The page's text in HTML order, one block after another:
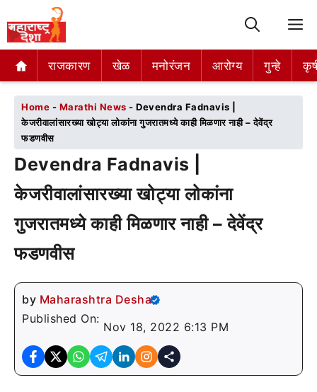
राजकारण खेळ मनोरंजन आरोग्य गुन्हे
राजकारण खेळ मनोरंजन आरोग्य गुन्हे
Home - Marathi News - Devendra Fadnavis |
केजरीवालांसारख्या खोट्या लोकांना गुजरातमध्ये काही मिळणार नाही – देवेंद्र
फडणवीस
Devendra Fadnavis |
केजरीवालांसारख्या खोट्या लोकांना
गुजरातमध्ये काही मिळणार नाही – देवेंद्र
फडणवीस
by Maharashtra Desha
Published On:
Nov 18, 2022 6:13 PM